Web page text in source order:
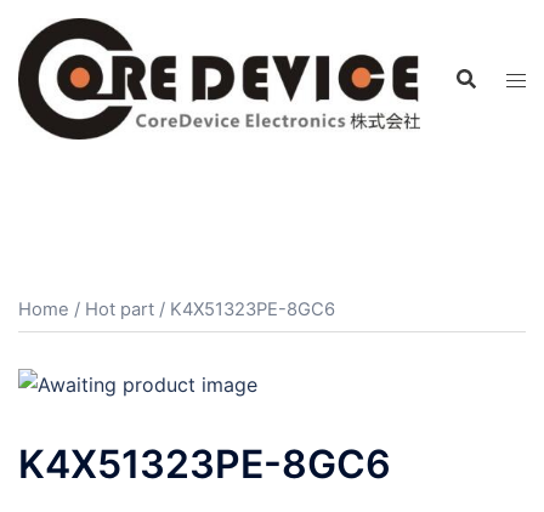
Home / Hot part / K4X51323PE-8GC6
K4X51323PE-8GC6